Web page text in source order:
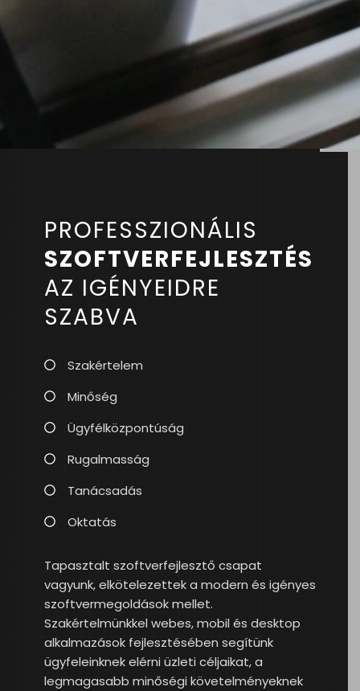
PROFESSZIONÁLIS
SZOFTVERFEJLESZTÉS
AZ IGÉNYEIDRE
SZABVA
Szakértelem
Minőség
Ügyfélközpontúság
Rugalmasság
Tanácsadás
Oktatás
Tapasztalt szoftverfejlesztő csapat
vagyunk, elkötelezettek a modern és igényes
szoftvermegoldások mellet.
Szakértelmünkkel webes, mobil és desktop
alkalmazások fejlesztésében segítünk
ügyfeleinknek elérni üzleti céljaikat, a
legmagasabb minőségi követelményeknek